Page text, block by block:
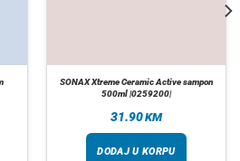
SONAX Xtreme Ceramic Active sampon
500ml |0259200|
31.90KM
DODAJ U KORPU